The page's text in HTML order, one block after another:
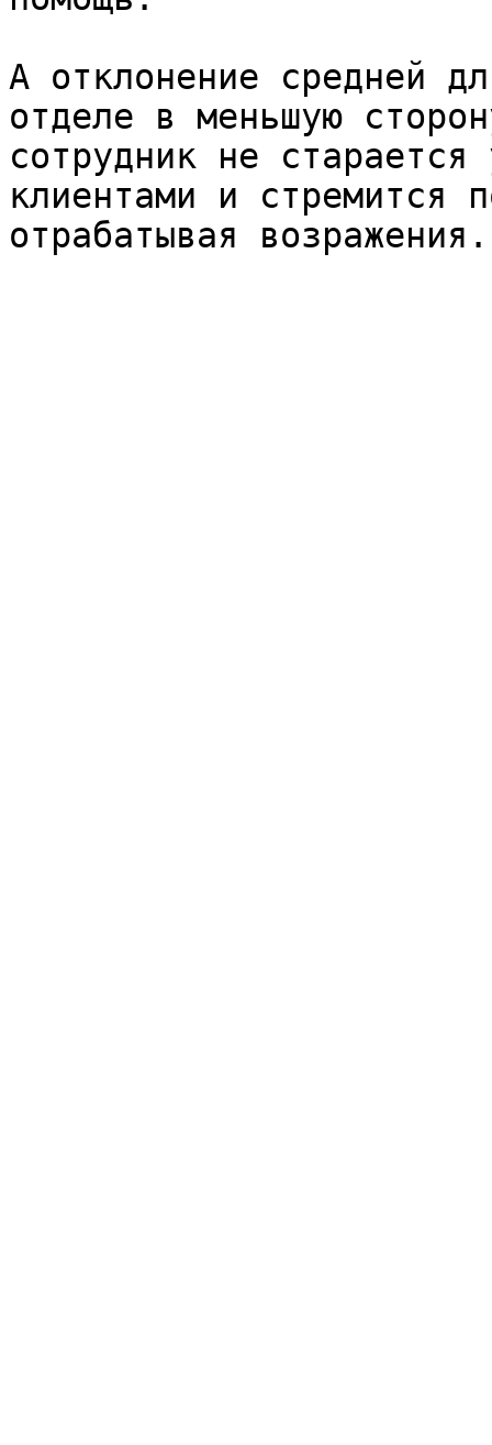
А отклонение средней
отделе в меньшую
сотрудник не
клиентами и стремится